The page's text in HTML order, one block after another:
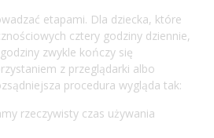
etapami. Dla dziecka, które
cztery godziny dziennie,
zwykle kończy się
z przeglądarki albo
procedura wygląda tak:
rzeczywisty czas używania